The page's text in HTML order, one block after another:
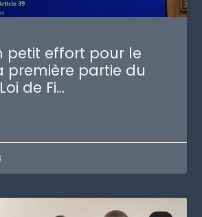
petit effort pour le
première partie du
de Fi…